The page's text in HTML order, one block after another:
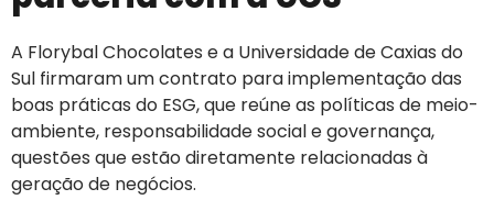
A Florybal Chocolates e a Universidade de Caxias do
Sul firmaram um contrato para implementação das
boas práticas do ESG, que reúne as políticas de meio-
ambiente, responsabilidade social e governança,
questões que estão diretamente relacionadas à
geração de negócios.